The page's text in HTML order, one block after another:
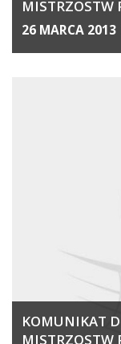
MISTRZOSTW
26 MARCA 2013
KOMUNIKAT
MISTRZOSTW